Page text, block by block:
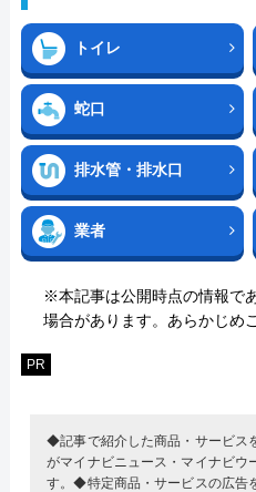
トイレ
蛇口
排水管・排水口
業者
※本記事は公開時点の情報で
場合があります。あらかじめ
PR
◆記事で紹介した商品・サービス
がマイナビニュース・マイナビウ
す。◆特定商品・サービスの広告